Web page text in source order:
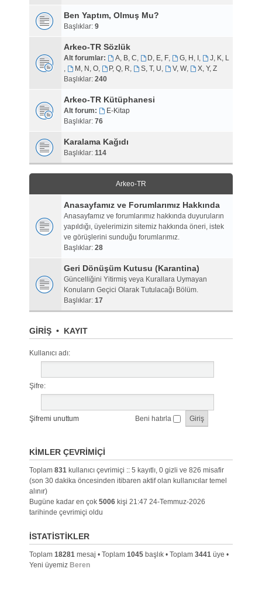
Ben Yaptım, Olmuş Mu?
Başlıklar: 9
Arkeo-TR Sözlük
Alt forumlar: A, B, C, D, E, F, G, H, I ,
J, K, L
,
M, N, O, P, Q, R, S, T, U, V, W,
X, Y, Z
Başlıklar: 240
Arkeo-TR Kütüphanesi
Alt forum:
E-Kitap
Başlıklar: 76
Karalama Kağıdı
Başlıklar: 114
Arkeo-TR
Anasayfamız ve Forumlarımız Hakkında
Anasayfamız ve forumlarımız hakkında duyuruların
yapıldığı, üyelerimizin sitemiz hakkında öneri, istek
ve görüşlerini sunduğu forumlarımız.
Başlıklar: 28
Geri Dönüşüm Kutusu (Karantina)
Güncelliğini Yitirmiş veya Kurallara Uymayan
Konuların Geçici Olarak Tutulacağı Bölüm.
Başlıklar: 17
GIRIŞ• KAYIT
Kullanıcı adı:
Şifre:
Şifremi unuttum Beni hatırla
KIMLER ÇEVRIMIÇI
Toplam 831kullanıcı çevrimiçi :: 5 kayıtlı, 0 gizli ve 826 misafir
(son 30 dakika öncesinden itibaren aktif olan kullanıcılar temel
alınır)
Bugüne kadar en çok 5006kişi 21:47 24-Temmuz-2026
tarihinde çevrimiçi oldu
İSTATISTIKLER
Toplam 18281mesaj • Toplam 1045başlık • Toplam 3441üye •
Yeni üyemiz Beren